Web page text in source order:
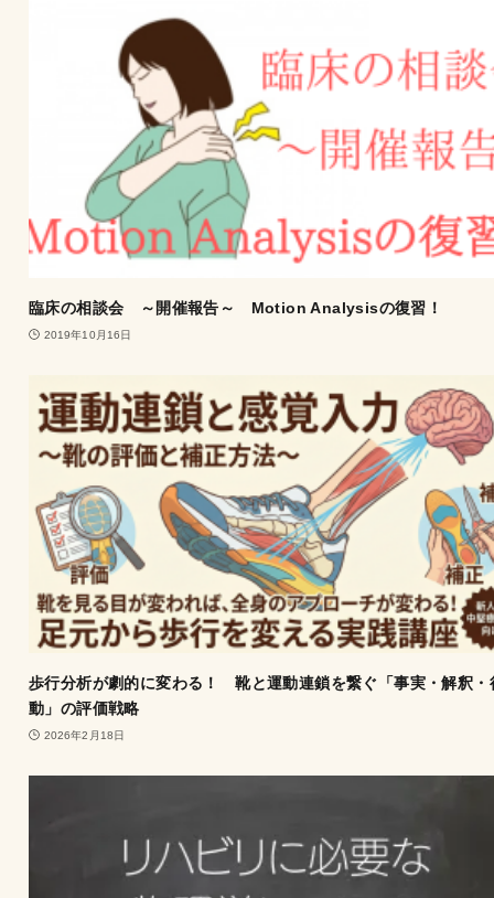
臨床の相談会 ～開催報告～ Motion Analysisの復習！
2019年10月16日
歩行分析が劇的に変わる！ 靴と運動連鎖を繋ぐ「事実・解釈・
動」の評価戦略
2026年2月18日